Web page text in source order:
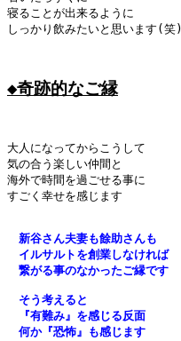
寝ることが出来るように
しっかり飲みたいと思います(笑)
◆奇跡的なご縁
大人になってからこうして
気の合う楽しい仲間と
海外で時間を過ごせる事に
すごく幸せを感じます
新谷さん夫妻も餘助さんも
イルサルトを創業しなければ
繋がる事のなかったご縁です
そう考えると
『有難み』を感じる反面
何か『恐怖』も感じます